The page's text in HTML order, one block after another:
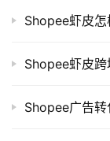
Shopee虾皮
Shopee虾皮
Shopee广告